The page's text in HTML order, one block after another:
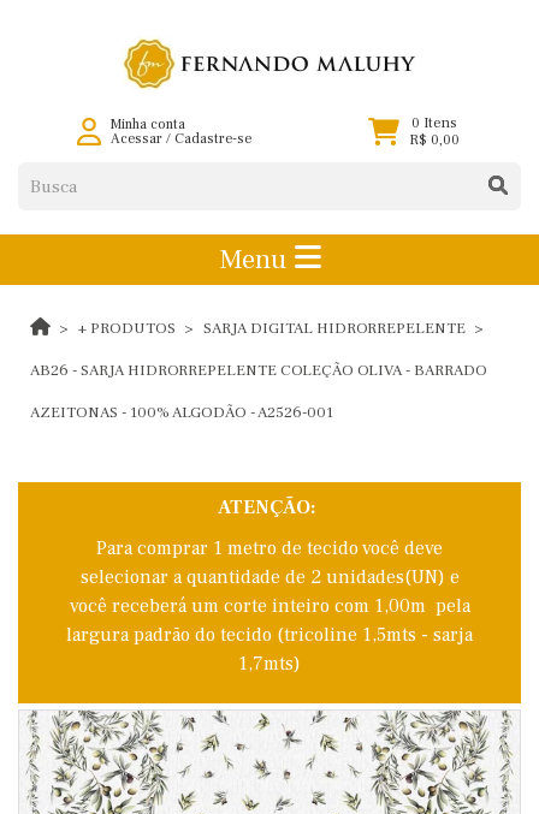
Minha conta
Acessar/ Cadastre-se
0 Itens
R$ 0,00
Menu
+ PRODUTOS SARJA DIGITAL HIDRORREPELENTE
AB26 - SARJA HIDRORREPELENTE COLEÇÃO OLIVA - BARRADO
AZEITONAS - 100% ALGODÃO - A2526-001
ATENÇÃO:
Para comprar 1 metro de tecido você deve
selecionar a quantidade de 2 unidades(UN) e
você receberá um corte inteiro com 1,00m pela
largura padrão do tecido (tricoline 1,5mts - sarja
1,7mts)